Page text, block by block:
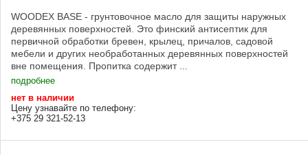
WOODEX BASE - грунтовочное масло для защиты наружных
деревянных поверхностей. Это финский антисептик для
первичной обработки бревен, крылец, причалов, садовой
мебели и других необработанных деревянных поверхностей
вне помещения. Пропитка содержит ...
подробнее
нет в наличии
Цену узнавайте по телефону:
+375 29 321-52-13